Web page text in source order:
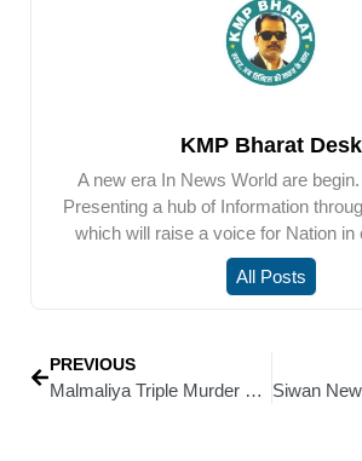
KMP Bharat Desk
A new era In News World are
Presenting a hub of Information
which will raise a voice for Nation in
All Posts
PREVIOUS
Malmaliya Triple Murder Case: कैंडल मार्च में उठी न्याय की मांग, ‘हत्यारों को फांसी दो’ के नारों से गूंजा बाजार